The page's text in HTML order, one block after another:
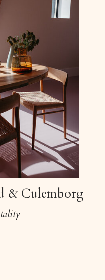
& Culemborg